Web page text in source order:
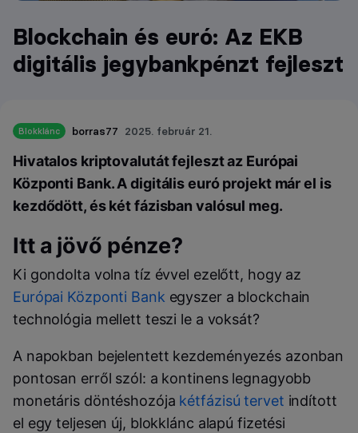
Blockchain és euró: Az EKB
digitális jegybankpénzt fejleszt
Blokklánc borras77 2025. február 21.
Hivatalos kriptovalutát fejleszt az Európai
Központi Bank. A digitális euró projekt már el is
kezdődött, és két fázisban valósul meg.
Itt a jövő pénze?
Ki gondolta volna tíz évvel ezelőtt, hogy az
Európai Központi Bank egyszer a blockchain
technológia mellett teszi le a voksát?
A napokban bejelentett kezdeményezés azonban
pontosan erről szól: a kontinens legnagyobb
monetáris döntéshozója kétfázisú tervet indított
el egy teljesen új, blokklánc alapú fizetési